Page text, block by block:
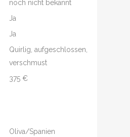
noch nicht bekannt
Ja
Ja
Quirlig, aufgeschlossen,
verschmust
375 €
Oliva/Spanien